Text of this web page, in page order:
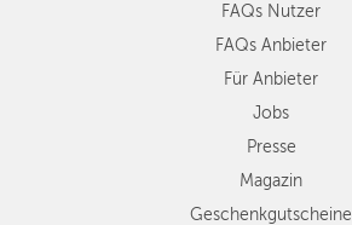
FAQs Nutzer
FAQs Anbieter
Für Anbieter
Jobs
Presse
Magazin
Geschenkgutscheine